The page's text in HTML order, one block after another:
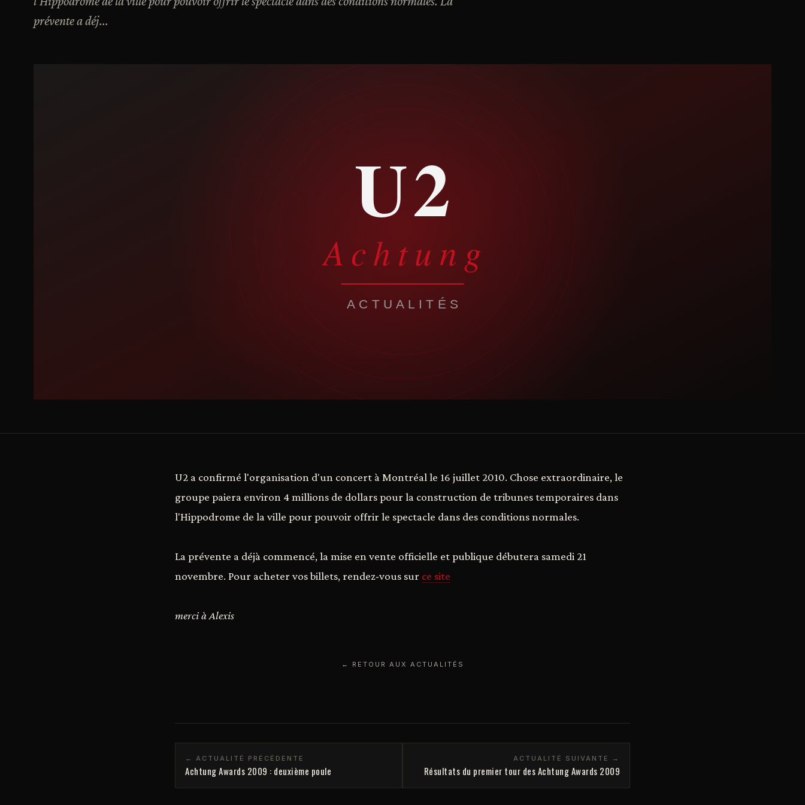
prévente a déj...
U2 a confirmé l'organisation d'un concert à Montréal le 16 juillet 2010. Chose extraordinaire, le
groupe paiera environ 4 millions de dollars pour la construction de tribunes temporaires dans
l'Hippodrome de la ville pour pouvoir offrir le spectacle dans des conditions normales.
La prévente a déjà commencé, la mise en vente officielle et publique débutera samedi 21
novembre. Pour acheter vos billets, rendez-vous sur ce site
merci à Alexis
← RETOUR AUX ACTUALITÉS
← ACTUALITÉ PRÉCÉDENTE
Achtung Awards 2009 : deuxième poule
ACTUALITÉ SUIVANTE →
Résultats du premier tour des Achtung Awards 2009